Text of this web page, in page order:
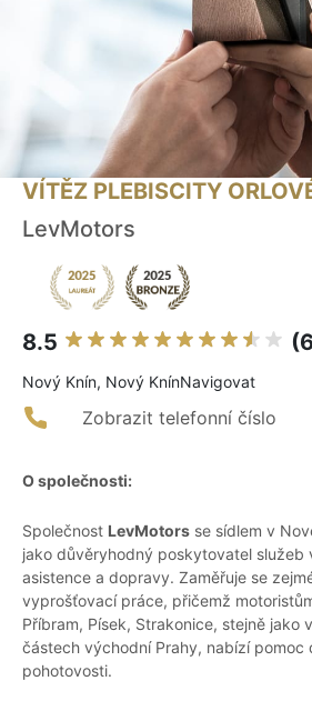
VÍTĚZ PLEBISCITY
LevMotors
8.5
Nový Knín, Nový KnínNavigovat
Zobrazit telefonní číslo
O společnosti:
Společnost LevMotors se sídlem v
jako důvěryhodný poskytovatel služeb
asistence a dopravy. Zaměřuje se
vyprošťovací práce, přičemž
Příbram, Písek, Strakonice, stejně jako
částech východní Prahy, nabízí pomoc
pohotovosti.